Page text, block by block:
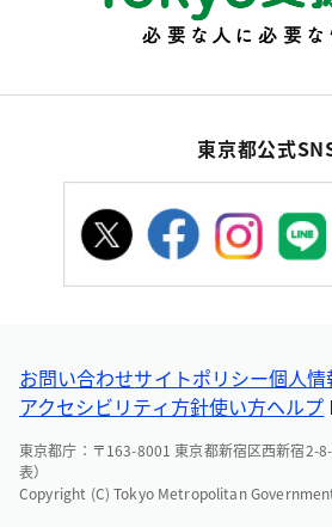
東京都公式
お問い合わせサイトポリシー個人
アクセシビリティ方針使い方ヘルプ
東京都庁：〒163-8001 東京都新宿区西新宿2-
表）
Copyright (C) Tokyo Metropolitan